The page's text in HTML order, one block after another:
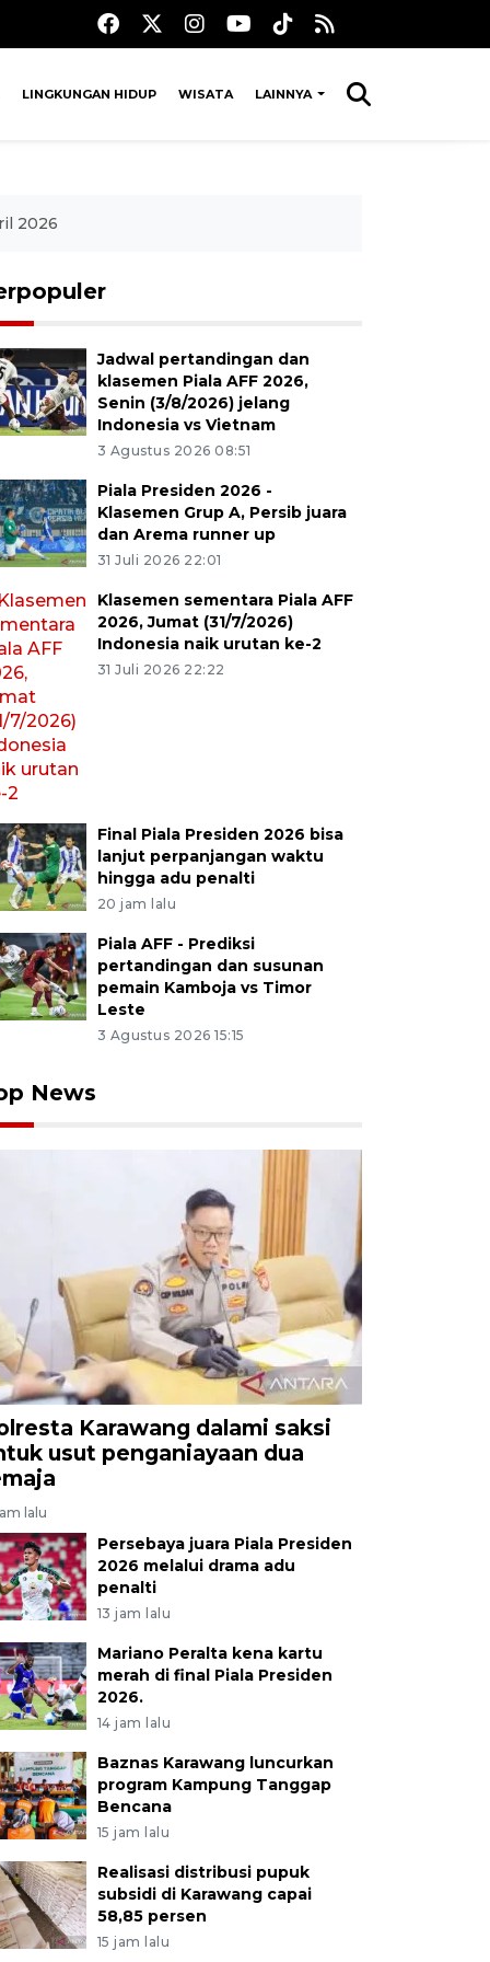
LINGKUNGAN HIDUP WISATA LAINNYA
2026
Jadwal pertandingan dan
klasemen Piala AFF 2026,
Senin (3/8/2026) jelang
Indonesia vs Vietnam
3 Agustus 2026 08:51
Piala Presiden 2026 -
Klasemen Grup A, Persib juara
dan Arema runner up
31 Juli 2026 22:01
Klasemen sementara Piala AFF
2026, Jumat (31/7/2026)
Indonesia naik urutan ke-2
31 Juli 2026 22:22
Final Piala Presiden 2026 bisa
lanjut perpanjangan waktu
hingga adu penalti
20 jam lalu
Piala AFF - Prediksi
pertandingan dan susunan
pemain Kamboja vs Timor
Leste
3 Agustus 2026 15:15
News
Karawang dalami saksi
usut penganiayaan dua
lalu
Persebaya juara Piala Presiden
2026 melalui drama adu
penalti
13 jam lalu
Mariano Peralta kena kartu
merah di final Piala Presiden
2026.
14 jam lalu
Baznas Karawang luncurkan
program Kampung Tanggap
Bencana
15 jam lalu
Realisasi distribusi pupuk
subsidi di Karawang capai
58,85 persen
15 jam lalu